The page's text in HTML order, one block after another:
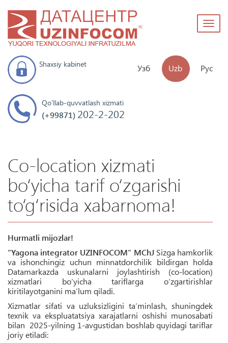
Узб Uzb Рус
Shaxsiy kabinet
Qo'llab-quvvatlash xizmati
(+99871) 202-2-202
Co-location xizmati
bo‘yicha tarif o‘zgarishi
to‘g‘risida xabarnoma!
Hurmatli mijozlar!
“Yagona integrator UZINFOCOM” MChJ Sizga hamkorlik
va ishonchingiz uchun minnatdorchilik bildirgan holda
Datamarkazda uskunalarni joylashtirish (co-location)
xizmatlari bo‘yicha tariflarga o‘zgartirishlar
kiritilayotganini ma’lum qiladi.
Xizmatlar sifati va uzluksizligini ta’minlash, shuningdek
texnik va ekspluatatsiya xarajatlarni oshishi munosabati
bilan 2025-yilning 1-avgustidan boshlab quyidagi tariflar
joriy etiladi: